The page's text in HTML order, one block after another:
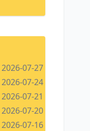
2026-07-27
2026-07-24
2026-07-21
2026-07-20
2026-07-16